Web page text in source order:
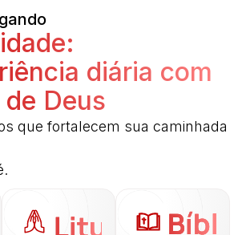
diária com
Deus
que fortalecem sua caminhada
Liturgia